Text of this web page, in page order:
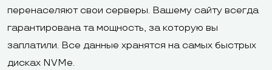
перенаселяют свои серверы. Вашему сайту всегда
гарантирована та мощность, за которую вы
заплатили. Все данные хранятся на самых быстрых
дисках NVMe.